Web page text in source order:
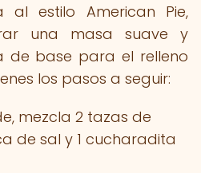
estilo American Pie,
una masa suave y
de base para el relleno
los pasos a seguir:
mezcla 2 tazas de
de sal y 1 cucharadita